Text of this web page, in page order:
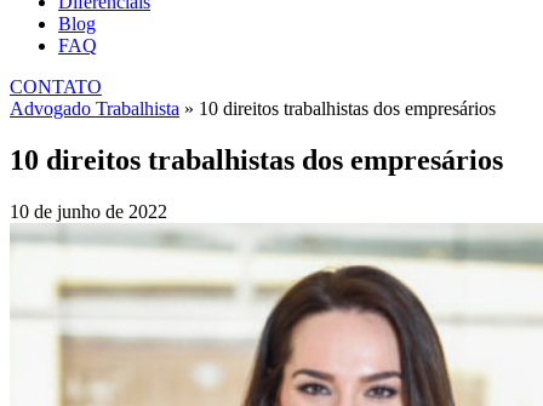
Blog
FAQ
CONTATO
Advogado Trabalhista » 10 direitos trabalhistas dos empresários
10 direitos trabalhistas dos empresários
10 de junho de 2022